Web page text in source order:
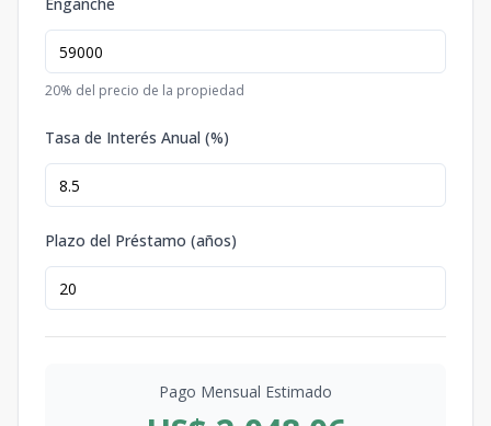
20% del precio de la propiedad
Tasa de Interés Anual (%)
Plazo del Préstamo (años)
Pago Mensual Estimado